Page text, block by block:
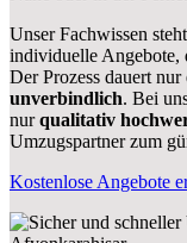
Unser Fachwissen
individuelle Angebote,
Der Prozess dauert
unverbindlich. Bei
nurqualitativ
Umzugspartner zum
Kostenlose Angebote